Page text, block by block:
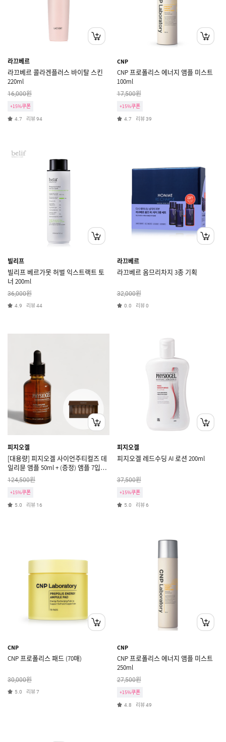
라끄베르
라끄베르 콜라겐플러스 바이탈 스킨
220ml
16,000원
+15%쿠폰
4.7 리뷰94
CNP
CNP 프로폴리스 에너지 앰플 미스트
100ml
17,500원
+15%쿠폰
4.7 리뷰39
빌리프
빌리프 베르가못 허벌 익스트랙트 토
너 200ml
36,000원
4.9 리뷰44
라끄베르
라끄베르 옴므리차지 3종 기획
32,000원
0.0 리뷰0
피지오겔
[대용량] 피지오겔 사이언주티컬즈 데
일리뮨 앰플 50ml + (증정) 앰플 7입키
트
124,500원
+15%쿠폰
5.0 리뷰 16
피지오겔
피지오겔 레드수딩 AI 로션 200ml
37,500원
+15%쿠폰
5.0 리뷰6
CNP
CNP 프로폴리스 패드 (70매)
30,000원
5.0 리뷰7
CNP
CNP 프로폴리스 에너지 앰플 미스트
250ml
27,500원
+15%쿠폰
4.8 리뷰49